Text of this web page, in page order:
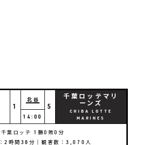
1
北谷
5
千葉ロッテマリ
ーンズ
CHIBA LOTTE
MARINES
14:00
千葉ロッテ 1勝0敗0分
2時間38分｜観客数：3,070人